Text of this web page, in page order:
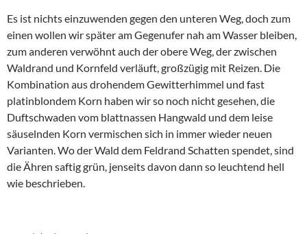
Es ist nichts einzuwenden gegen den unteren Weg, doch zum
einen wollen wir später am Gegenufer nah am Wasser bleiben,
zum anderen verwöhnt auch der obere Weg, der zwischen
Waldrand und Kornfeld verläuft, großzügig mit Reizen. Die
Kombination aus drohendem Gewitterhimmel und fast
platinblondem Korn haben wir so noch nicht gesehen, die
Duftschwaden vom blattnassen Hangwald und dem leise
säuselnden Korn vermischen sich in immer wieder neuen
Varianten. Wo der Wald dem Feldrand Schatten spendet, sind
die Ähren saftig grün, jenseits davon dann so leuchtend hell
wie beschrieben.